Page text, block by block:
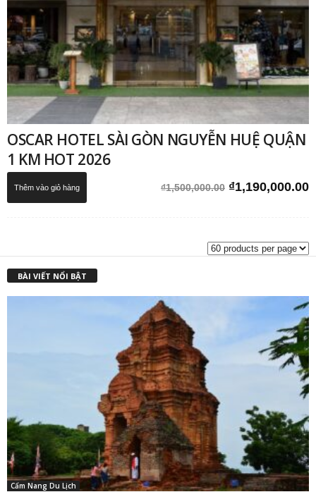
OSCAR HOTEL SÀI GÒN NGUYỄN HUỆ QUẬN
1 KM HOT 2026
₫1,500,000.00 Giá
₫1,190,000.00
Thêm vào giỏ hàng
BÀI VIẾT NỔI BẬT
Cẩm Nang Du Lịch